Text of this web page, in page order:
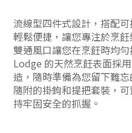
流線型四件式設計，搭配
輕鬆便捷，讓您專注於烹飪
雙通風口讓您在烹飪時均勻
Lodge 的天然烹飪表面採
造，隨時準備為您留下難忘
隨附的掛鉤和提把套裝，
持牢固安全的抓握。